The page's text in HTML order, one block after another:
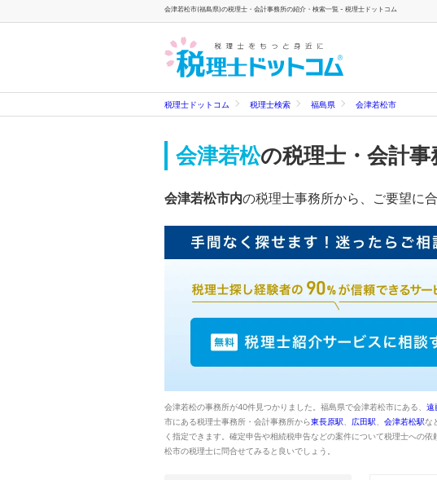
会津若松市(福島県)の税理士・会計事務所の紹介・検索一覧 - 税理士ドットコム
税理士ドットコム 税理士検索 福島県 会津若松市
会津若松の税理士・会計
会津若松市内の税理士事務所から、ご要望に
会津若松の事務所が40件見つかりました。福島県で会津若松市にある、 遠
市にある税理士事務所・会計事務所から東長原駅 広田駅 会津若松駅な
く指定できます。確定申告や相続税申告などの案件について税理士への
松市の税理士に問合せてみると良いでしょう。